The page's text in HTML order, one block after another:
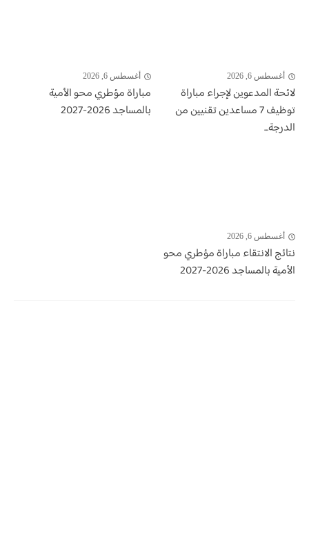
أغسطس 6, 2026
لائحة المدعوين لإجراء مباراة
توظيف 7 مساعدين تقنيين من
الدرجة...
أغسطس 6, 2026
مباراة مؤطري محو الأمية
بالمساجد 2026-2027
أغسطس 6, 2026
نتائج الانتقاء مباراة مؤطري محو
الأمية بالمساجد 2026-2027